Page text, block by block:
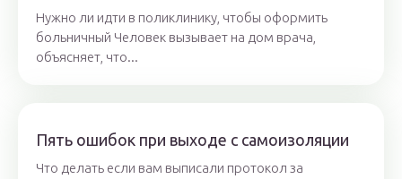
Нужно ли идти в поликлинику, чтобы оформить
больничный Человек вызывает на дом врача,
объясняет, что...
Пять ошибок при выходе с самоизоляции
Что делать если вам выписали протокол за